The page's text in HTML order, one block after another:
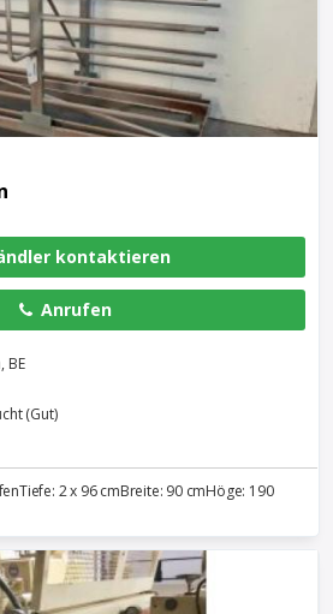
kontaktieren
Anrufen
BE
(Gut)
2 x 96 cmBreite: 90 cmHöge: 190